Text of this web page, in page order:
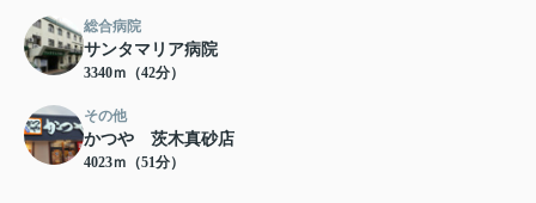
総合病院
サンタマリア病院
3340ｍ（42分）
その他
かつや 茨木真砂店
4023ｍ（51分）